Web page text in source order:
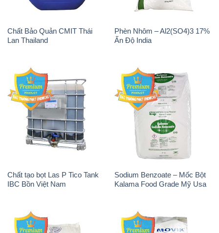
Chất tạo bọt Las P Tico Tank
IBC Bồn Việt Nam
Sodium Benzoate – Mốc Bột
Kalama Food Grade Mỹ Usa